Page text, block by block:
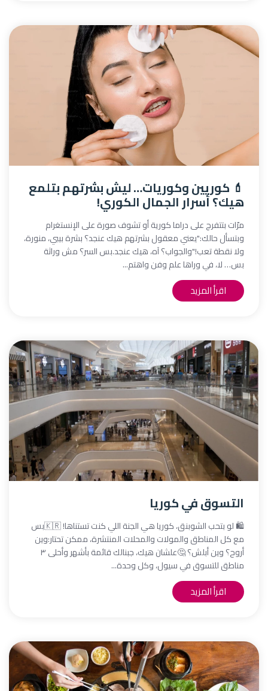
💄 كوريين وكوريات… ليش بشرتهم بتلمع
هيك؟ أسرار الجمال الكوري!
مرّات بتتفرج على دراما كورية أو تشوف صورة على الإنستغرام
وبتسأل حالك:"يعني معقول بشرتهم هيك عنجد؟ بشرة بيبي، منورة،
ولا نقطة تعب!"والجواب؟ آه، هيك عنجد.بس السر؟ مش وراثة
بس… لا، في وراها علم وفن واهتم...
اقرأ المزيد
التسوق في كوريا
🛍️ لو بتحب الشوبنق، كوريا هي الجنة اللي كنت تستناها! 🇰🇷بس
مع كل المناطق والمولات والمحلات المنتشرة، ممكن تحتار:وين
أروح؟ وين أبلش؟ 🤔علشان هيك، جبنالك قائمة بأشهر وأحلى ٣
مناطق للتسوق في سيول، وكل وحدة...
اقرأ المزيد